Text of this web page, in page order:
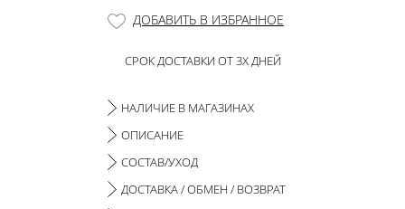
ДОБАВИТЬ В ИЗБРАННОЕ
СРОК ДОСТАВКИ ОТ 3Х ДНЕЙ
НАЛИЧИЕ В МАГАЗИНАХ
ОПИСАНИЕ
СОСТАВ/УХОД
ДОСТАВКА / ОБМЕН / ВОЗВРАТ